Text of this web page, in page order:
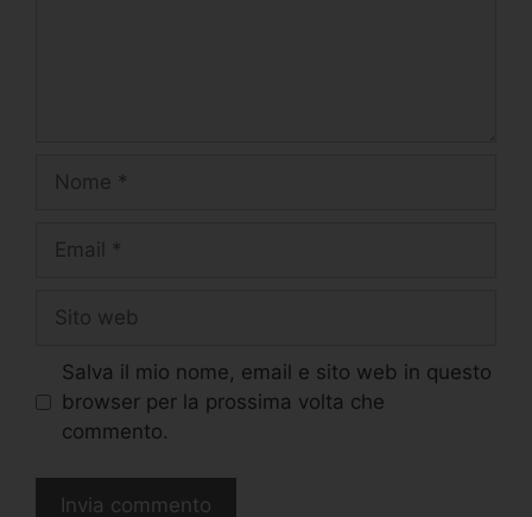
Salva il mio nome, email e sito web in questo
browser per la prossima volta che
commento.